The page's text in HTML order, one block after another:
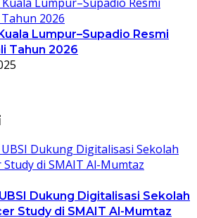
Lumpur–Supadio Resmi
Tahun 2026
Dukung Digitalisasi Sekolah
Study di SMAIT Al-Mumtaz